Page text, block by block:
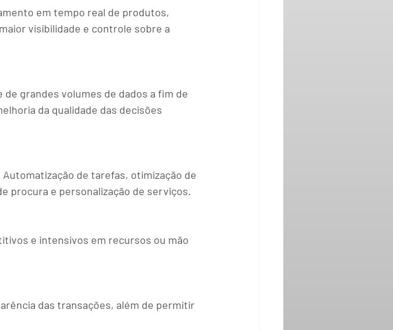
em tempo real de produtos,
visibilidade e controle sobre a
de grandes volumes de dados a fim de
da qualidade das decisões
Automatização de tarefas, otimização de
procura e personalização de serviços.
e intensivos em recursos ou mão
das transações, além de permitir